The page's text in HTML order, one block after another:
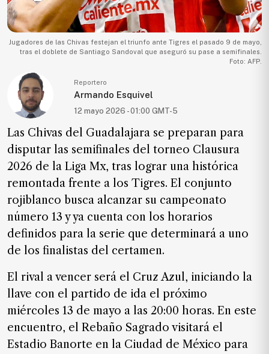
Política
Entretenimiento
Negocios
Real
Estate
Gente
PARA
SUSCRIPTORES
Edición
digital
Nosotros
Contáctanos
Anúnciate
con
nosotros
Jugadores de las Chivas festejan el triunfo ante Tigres el pasado 9 de mayo,
tras el doblete de Santiago Sandoval que aseguró su pase a semifinales.
Foto: AFP.
Reportero
Armando Esquivel
12 mayo 2026 - 01:00 GMT-5
Las Chivas del Guadalajara se preparan para
disputar las semifinales del torneo Clausura
2026 de la Liga Mx, tras lograr una histórica
remontada frente a los Tigres. El conjunto
rojiblanco busca alcanzar su campeonato
número 13 y ya cuenta con los horarios
definidos para la serie que determinará a uno
de los finalistas del certamen.
El rival a vencer será el Cruz Azul, iniciando la
llave con el partido de ida el próximo
miércoles 13 de mayo a las 20:00 horas. En este
encuentro, el Rebaño Sagrado visitará el
Estadio Banorte en la Ciudad de México para